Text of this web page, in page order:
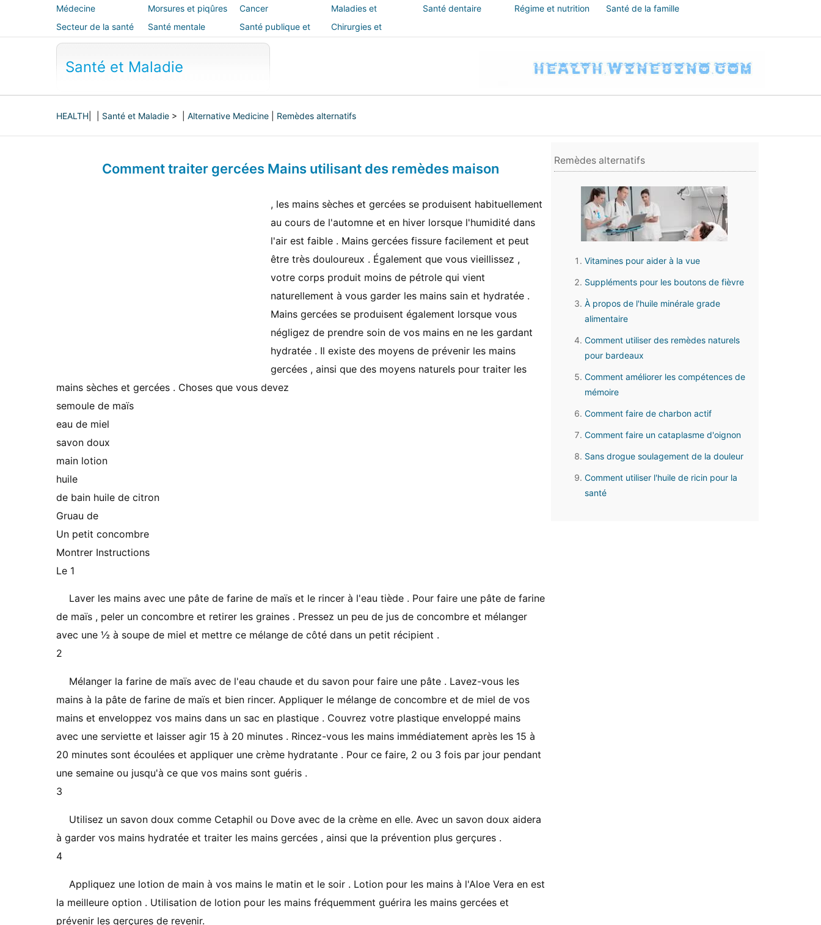
Médecine
alternative
Morsures et piqûres Cancer
Maladies et
traitements
Santé dentaire Régime et nutrition
Santé de la famille
Secteur de la santé
Santé mentale
Santé publique et
sécurité
Chirurgies et
Santé et Maladie
HEALTH Santé et Maladie > | Alternative Medicine Remèdes alternatifs
Comment traiter gercées Mains utilisant des remèdes maison
, les mains sèches et gercées se produisent habituellement
au cours de l'automne et en hiver lorsque l'humidité dans
l'air est faible . Mains gercées fissure facilement et peut
être très douloureux . Également que vous vieillissez ,
votre corps produit moins de pétrole qui vient
naturellement à vous garder les mains sain et hydratée .
Mains gercées se produisent également lorsque vous
négligez de prendre soin de vos mains en ne les gardant
hydratée . Il existe des moyens de prévenir les mains
gercées , ainsi que des moyens naturels pour traiter les
mains sèches et gercées . Choses que vous devez
semoule de maïs
eau de miel
savon doux
main lotion
huile
de bain huile de citron
Gruau de
Un petit concombre
Montrer Instructions
Le 1
Laver les mains avec une pâte de farine de maïs et le rincer à l'eau tiède . Pour faire une pâte de farine
de maïs , peler un concombre et retirer les graines . Pressez un peu de jus de concombre et mélanger
avec une ½ à soupe de miel et mettre ce mélange de côté dans un petit récipient .
2
Mélanger la farine de maïs avec de l'eau chaude et du savon pour faire une pâte . Lavez-vous les
mains à la pâte de farine de maïs et bien rincer. Appliquer le mélange de concombre et de miel de vos
mains et enveloppez vos mains dans un sac en plastique . Couvrez votre plastique enveloppé mains
avec une serviette et laisser agir 15 à 20 minutes . Rincez-vous les mains immédiatement après les 15 à
20 minutes sont écoulées et appliquer une crème hydratante . Pour ce faire, 2 ou 3 fois par jour pendant
une semaine ou jusqu'à ce que vos mains sont guéris .
3
Utilisez un savon doux comme Cetaphil ou Dove avec de la crème en elle. Avec un savon doux aidera
à garder vos mains hydratée et traiter les mains gercées , ainsi que la prévention plus gerçures .
4
Appliquez une lotion de main à vos mains le matin et le soir . Lotion pour les mains à l'Aloe Vera en est
la meilleure option . Utilisation de lotion pour les mains fréquemment guérira les mains gercées et
prévenir les gerçures de revenir.
Remèdes alternatifs
Vitamines pour aider à la vue
Suppléments pour les boutons de fièvre
À propos de l'huile minérale grade
alimentaire
Comment utiliser des remèdes naturels
pour bardeaux
Comment améliorer les compétences de
mémoire
Comment faire de charbon actif
Comment faire un cataplasme d'oignon
Sans drogue soulagement de la douleur
Comment utiliser l'huile de ricin pour la
santé